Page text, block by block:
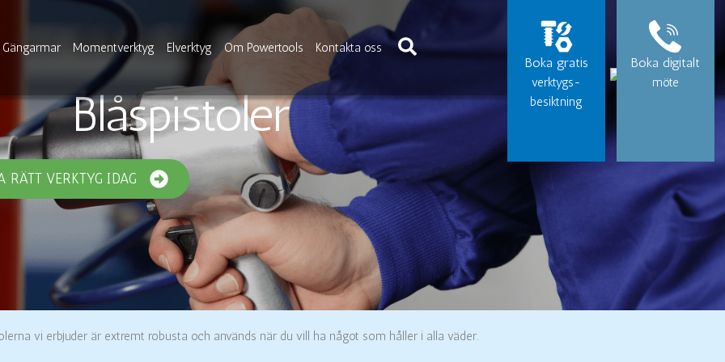
Gängarmar Momentverktyg Elverktyg Om Powertools Kontakta oss Sök
Boka gratis
verktygs-
besiktning
Boka digitalt
möte
Blåspistoler
RÄTT VERKTYG IDAG
vi erbjuder är extremt robusta och används när du vill ha något som håller i alla väder.